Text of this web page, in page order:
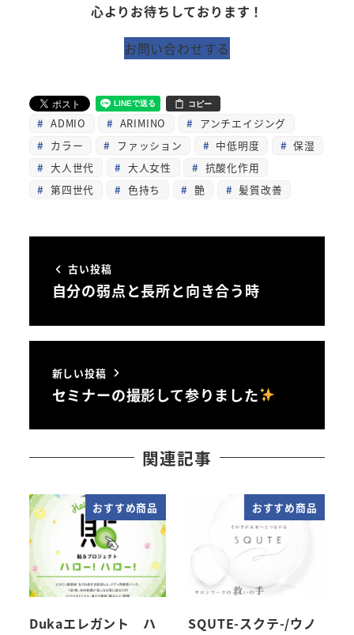
心よりお待ちしております！
お問い合わせする
コピー
ADMIO ARIMINO
アンチエイジング
カラー
ファッション 中低明度
保湿
大人世代
大人女性
抗酸化作用
第四世代
色持ち 艶 髪質改善
古い投稿
自分の弱点と長所と向き合う時
新しい投稿
セミナーの撮影して参りました
関連記事
おすすめ商品
Dukaエレガント ハ
おすすめ商品
SQUTE-スクテ-/ウノ